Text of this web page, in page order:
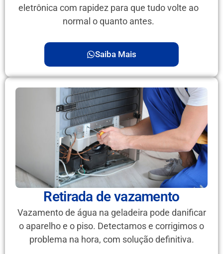
eletrônica com rapidez para que tudo volte ao
normal o quanto antes.
Saiba Mais
Retirada de vazamento
Vazamento de água na geladeira pode danificar
o aparelho e o piso. Detectamos e corrigimos o
problema na hora, com solução definitiva.